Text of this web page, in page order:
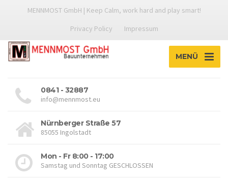
MENNMOST GmbH | Keep Calm, work hard and play smart!
Privacy Policy
Impressum
MENÜ
0841 - 32887
info@mennmost.eu
Nürnberger Straße 57
85055 Ingolstadt
Mon - Fr 8:00 - 17:00
Samstag und Sonntag GESCHLOSSEN